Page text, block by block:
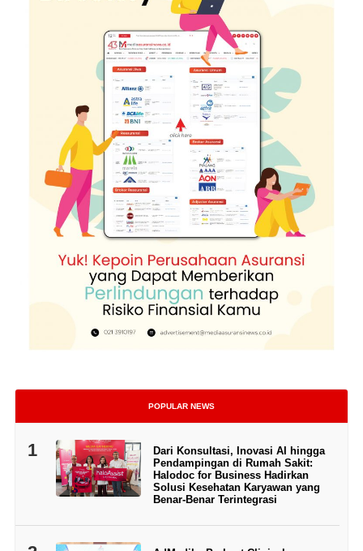
POPULAR NEWS
1
Dari Konsultasi, Inovasi AI hingga
Pendampingan di Rumah Sakit:
Halodoc for Business Hadirkan
Solusi Kesehatan Karyawan yang
Benar-Benar Terintegrasi